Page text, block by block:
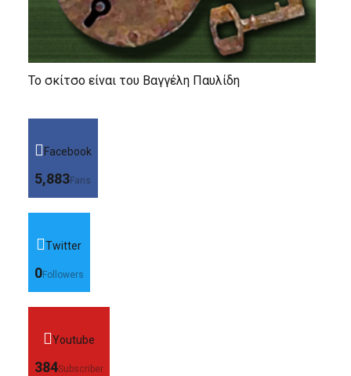
Το σκίτσο είναι του Βαγγέλη Παυλίδη
Facebook
5,883Fans
Twitter
0Followers
Youtube
384Subscriber